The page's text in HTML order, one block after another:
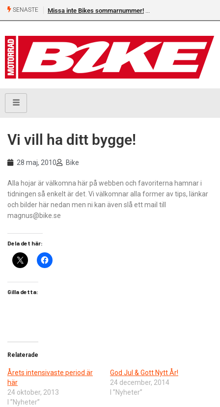
SENASTE Missa inte Bikes sommarnummer!
Vi vill ha ditt bygge!
28 maj, 2010 Bike
Alla hojar är välkomna här på webben och favoriterna hamnar i
tidningen så enkelt är det. Vi välkomnar alla former av tips, länkar
och bilder här nedan men ni kan även slå ett mail till
magnus@bike.se
Dela det här:
Gilla detta:
Relaterade
Årets intensivaste period är
här
24 oktober, 2013
I ”Nyheter”
God Jul & Gott Nytt År!
24 december, 2014
I ”Nyheter”